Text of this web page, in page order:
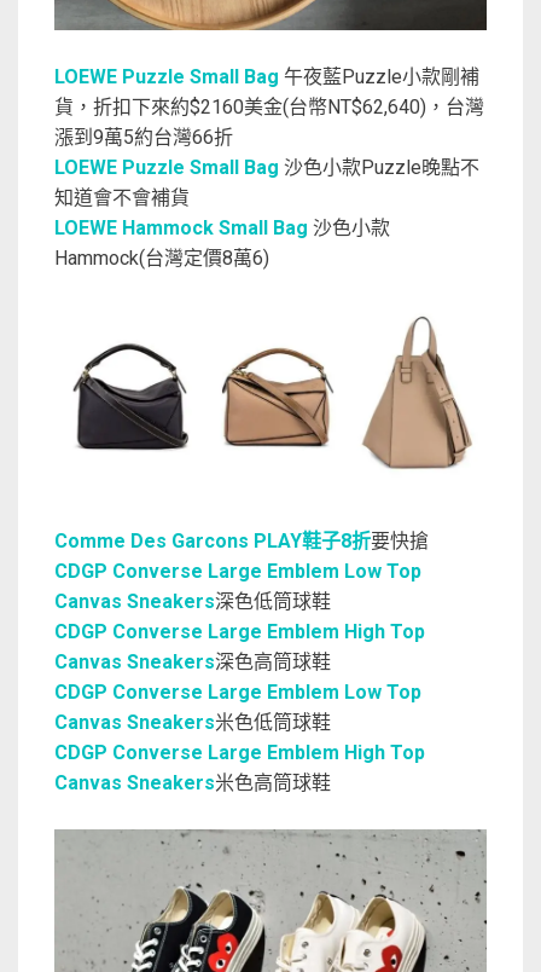
LOEWE Puzzle Small Bag 午夜藍Puzzle小款剛補
貨，折扣下來約$2160美金(台幣NT$62,640)，台灣
漲到9萬5約台灣66折
LOEWE Puzzle Small Bag 沙色小款Puzzle晚點不
知道會不會補貨
LOEWE Hammock Small Bag 沙色小款
Hammock(台灣定價8萬6)
Comme Des Garcons PLAY鞋子8折要快搶
CDGP Converse Large Emblem Low Top
Canvas Sneakers深色低筒球鞋
CDGP Converse Large Emblem High Top
Canvas Sneakers深色高筒球鞋
CDGP Converse Large Emblem Low Top
Canvas Sneakers米色低筒球鞋
CDGP Converse Large Emblem High Top
Canvas Sneakers米色高筒球鞋